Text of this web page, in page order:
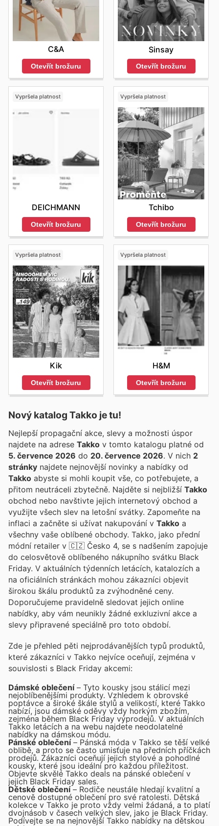
C&A
Otevřít brožuru
Sinsay
Otevřít brožuru
Vypršela platnost
DEICHMANN
Otevřít brožuru
Vypršela platnost
Tchibo
Otevřít brožuru
Vypršela platnost
Kik
Otevřít brožuru
Vypršela platnost
H&M
Otevřít brožuru
Nový katalog Takko je tu!
Nejlepší propagační akce, slevy a možnosti úspor
najdete na adrese Takko v tomto katalogu platné od
5. července 2026 do 20. července 2026 . V nich 2
stránky najdete nejnovější novinky a nabídky od
Takko abyste si mohli koupit vše, co potřebujete, a
přitom neutráceli zbytečně. Najděte si nejbližší Takko
obchod nebo navštivte jejich internetový obchod a
využijte všech slev na letošní svátky. Zapomeňte na
inflaci a začněte si užívat nakupování v Takko a
všechny vaše oblíbené obchody. Takko, jako přední
módní retailer v 🇨🇿 Česko 4, se s nadšením zapojuje
do celosvětově oblíbeného nákupního svátku Black
Friday. V aktuálních týdenních letácích, katalozích a
na oficiálních stránkách mohou zákazníci objevit
širokou škálu produktů za zvýhodněné ceny.
Doporučujeme pravidelně sledovat jejich online
nabídky, aby vám neunikly žádné exkluzivní akce a
slevy připravené speciálně pro toto období.
Zde je přehled pěti nejprodávanějších typů produktů,
které zákazníci v Takko nejvíce oceňují, zejména v
souvislosti s Black Friday akcemi:
Dámské oblečení– Tyto kousky jsou stálicí mezi
nejoblíbenějšími produkty. Vzhledem k obrovské
poptávce a široké škále stylů a velikostí, které Takko
nabízí, jsou dámské oděvy vždy horkým zbožím,
zejména během Black Friday výprodejů. V aktuálních
Takko letácích a na webu najdete neodolatelné
nabídky na dámskou módu.
Pánské oblečení– Pánská móda v Takko se těší velké
oblibě, a proto se často umisťuje na předních příčkách
prodejů. Zákazníci oceňují jejich stylové a pohodlné
kousky, které jsou ideální pro každou příležitost.
Objevte skvělé Takko deals na pánské oblečení v
jejich Black Friday sales.
Dětské oblečení– Rodiče neustále hledají kvalitní a
cenově dostupné oblečení pro své ratolesti. Dětská
kolekce v Takko je proto vždy velmi žádaná, a to platí
dvojnásob v časech velkých slev, jako je Black Friday.
Podívejte se na nejnovější Takko nabídky na dětskou